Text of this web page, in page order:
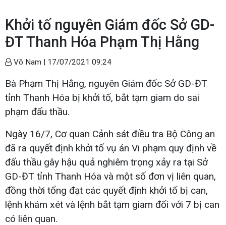
Khởi tố nguyên Giám đốc Sở GD-
ĐT Thanh Hóa Phạm Thị Hằng
Võ Nam | 17/07/2021 09:24
Bà Phạm Thị Hằng, nguyên Giám đốc Sở GD-ĐT
tỉnh Thanh Hóa bị khởi tố, bắt tạm giam do sai
phạm đấu thầu.
Ngày 16/7, Cơ quan Cảnh sát điều tra Bộ Công an
đã ra quyết định khởi tố vụ án Vi phạm quy định về
đấu thầu gây hậu quả nghiêm trọng xảy ra tại Sở
GD-ĐT tỉnh Thanh Hóa và một số đơn vị liên quan,
đồng thời tống đạt các quyết định khởi tố bị can,
lệnh khám xét và lệnh bắt tạm giam đối với 7 bị can
có liên quan.